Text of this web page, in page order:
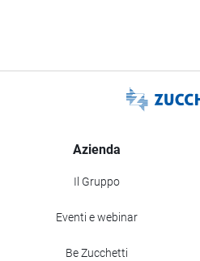
Azienda
Il Gruppo
Eventi e webinar
Be Zucchetti